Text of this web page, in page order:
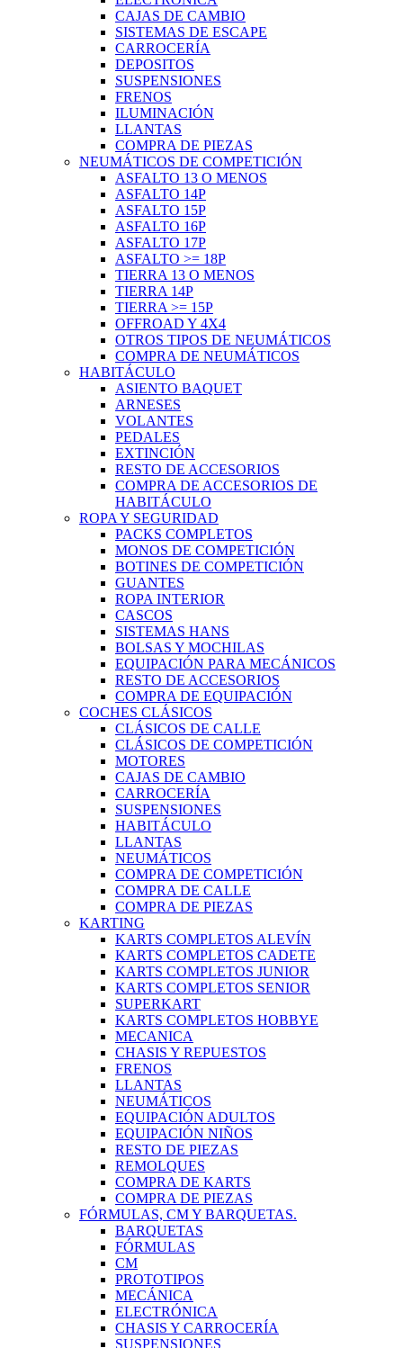
CAJAS DE CAMBIO
SISTEMAS DE ESCAPE
CARROCERÍA
DEPOSITOS
SUSPENSIONES
FRENOS
ILUMINACIÓN
LLANTAS
COMPRA DE PIEZAS
NEUMÁTICOS DE COMPETICIÓN
ASFALTO 13 O MENOS
ASFALTO 14P
ASFALTO 15P
ASFALTO 16P
ASFALTO 17P
ASFALTO >= 18P
TIERRA 13 O MENOS
TIERRA 14P
TIERRA >= 15P
OFFROAD Y 4X4
OTROS TIPOS DE NEUMÁTICOS
COMPRA DE NEUMÁTICOS
HABITÁCULO
ASIENTO BAQUET
ARNESES
VOLANTES
PEDALES
EXTINCIÓN
RESTO DE ACCESORIOS
COMPRA DE ACCESORIOS DE
HABITÁCULO
ROPA Y SEGURIDAD
PACKS COMPLETOS
MONOS DE COMPETICIÓN
BOTINES DE COMPETICIÓN
GUANTES
ROPA INTERIOR
CASCOS
SISTEMAS HANS
BOLSAS Y MOCHILAS
EQUIPACIÓN PARA MECÁNICOS
RESTO DE ACCESORIOS
COMPRA DE EQUIPACIÓN
COCHES CLÁSICOS
CLÁSICOS DE CALLE
CLÁSICOS DE COMPETICIÓN
MOTORES
CAJAS DE CAMBIO
CARROCERÍA
SUSPENSIONES
HABITÁCULO
LLANTAS
NEUMÁTICOS
COMPRA DE COMPETICIÓN
COMPRA DE CALLE
COMPRA DE PIEZAS
KARTING
KARTS COMPLETOS ALEVÍN
KARTS COMPLETOS CADETE
KARTS COMPLETOS JUNIOR
KARTS COMPLETOS SENIOR
SUPERKART
KARTS COMPLETOS HOBBYE
MECANICA
CHASIS Y REPUESTOS
FRENOS
LLANTAS
NEUMÁTICOS
EQUIPACIÓN ADULTOS
EQUIPACIÓN NIÑOS
RESTO DE PIEZAS
REMOLQUES
COMPRA DE KARTS
COMPRA DE PIEZAS
FÓRMULAS, CM Y BARQUETAS.
BARQUETAS
FÓRMULAS
CM
PROTOTIPOS
MECÁNICA
ELECTRÓNICA
CHASIS Y CARROCERÍA
SUSPENSIONES